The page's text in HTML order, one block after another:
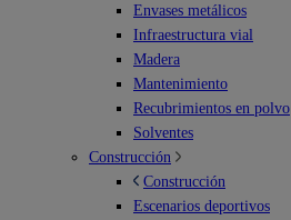
Envases metálicos
Infraestructura vial
Madera
Mantenimiento
Recubrimientos en polvo
Solventes
Construcción
Construcción
Escenarios deportivos